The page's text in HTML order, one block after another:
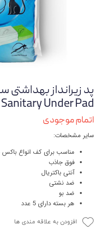
پد زیرانداز
Sanitary Under Pad بسته 5 عددی
اتمام موجودی
سایر مشخصات:
مناسب برای کف انواع
فوق جاذب
آنتی باکتریال
ضد نشتی
ضد بو
هر بسته دارای 5 عدد
افزودن به علاقه مندی ها